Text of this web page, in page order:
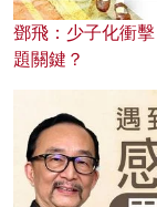
鄧飛：少子化衝
題關鍵？